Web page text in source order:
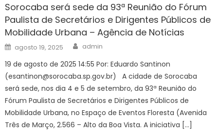
Sorocaba será sede da 93ª Reunião do Fórum
Paulista de Secretários e Dirigentes Públicos de
Mobilidade Urbana – Agência de Notícias
Posted
on
agosto 19, 2025 Author
admin
19 de agosto de 2025 14:55 Por: Eduardo Santinon
(esantinon@sorocaba.sp.gov.br) A cidade de Sorocaba
será sede, nos dia 4 e 5 de setembro, da 93ª Reunião do
Fórum Paulista de Secretários e Dirigentes Públicos de
Mobilidade Urbana, no Espaço de Eventos Floresta (Avenida
Três de Março, 2.566 – Alto da Boa Vista. A iniciativa […]